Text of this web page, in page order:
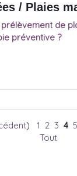
/ Plaies
de
préventive ?
) 1 2 3 4 5
Tout